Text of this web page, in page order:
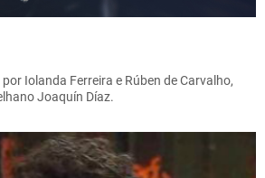
Iolanda Ferreira e Rúben de Carvalho,
Joaquín Díaz.